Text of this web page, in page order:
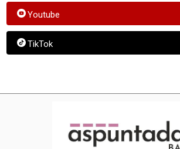
Youtube
TikTok